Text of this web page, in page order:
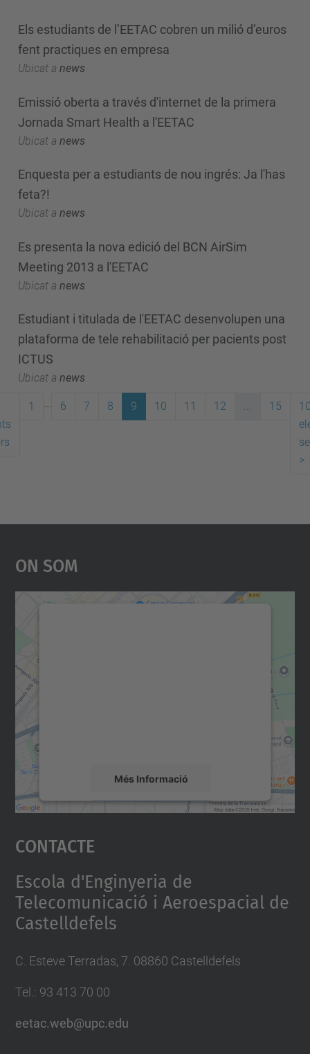
Els estudiants de l’EETAC cobren un milió d’euros
fent practiques en empresa
Ubicat a news
Emissió oberta a través d'internet de la primera
Jornada Smart Health a l'EETAC
Ubicat a news
Enquesta per a estudiants de nou ingrés: Ja l'has
feta?!
Ubicat a news
Es presenta la nova edició del BCN AirSim
Meeting 2013 a l'EETAC
Ubicat a news
Estudiant i titulada de l'EETAC desenvolupen una
plataforma de tele rehabilitació per pacients post
ICTUS
Ubicat a news
1 6 7 8 9 10 11 12 ... 15
>
On Som
Més Informació
Accepta
powered by
Contacte
Escola d'Enginyeria de
Telecomunicació i Aeroespacial de
Castelldefels
C. Esteve Terradas, 7. 08860 Castelldefels
Tel.: 93 413 70 00
eetac.web@upc.edu